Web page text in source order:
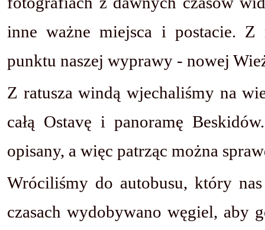
inne ważne miejsca i postacie. Z
punktu naszej wyprawy - nowej
Z ratusza windą wjechaliśmy na
całą Ostavę i panoramę
opisany, a więc patrząc można
Wróciliśmy do autobusu, który
czasach wydobywano węgiel, aby